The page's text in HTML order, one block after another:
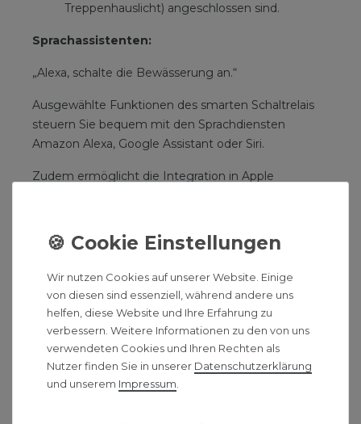
Treppenhauslicht) angeschlossen sind.
Sprachassistenten:
„Alexa, schalte die Bewässerung an.“
Ausgewählte Funktionen des smarten Schaltrelais
steuern Sie bequem mit den Sprachdiensten
Amazon Alexa, Google Assistant oder Siri.
Zudem ermöglicht die Integration in Apple
Herstellern.
Genießen Sie zusätzliche Sicherheit durch folgende
integrierte Schutzfunktionen:
Überhitzungs-Schutz:Überwacht stetig die
Gerätetemperatur, schaltet bei Überhitzung
automatisch ab und informiert Sie via App.
Wir nutzen Cookies auf unserer Website. Einige
von diesen sind essenziell, während andere uns
helfen, diese Website und Ihre Erfahrung zu
verbessern. Weitere Informationen zu den von uns
verwendeten Cookies und Ihren Rechten als
Nutzer finden Sie in unserer Daten­schutz­erklärung
und unserem Impressum